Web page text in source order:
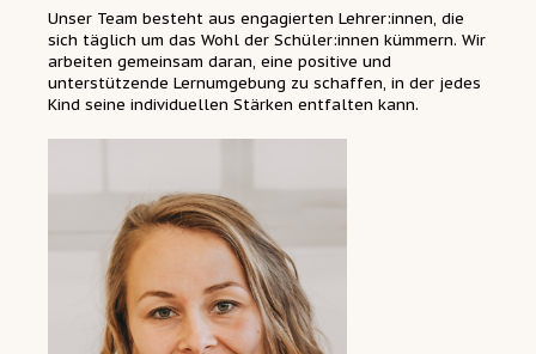
Unser Team besteht aus engagierten Lehrer:innen, die
sich täglich um das Wohl der Schüler:innen kümmern. Wir
arbeiten gemeinsam daran, eine positive und
unterstützende Lernumgebung zu schaffen, in der jedes
Kind seine individuellen Stärken entfalten kann.